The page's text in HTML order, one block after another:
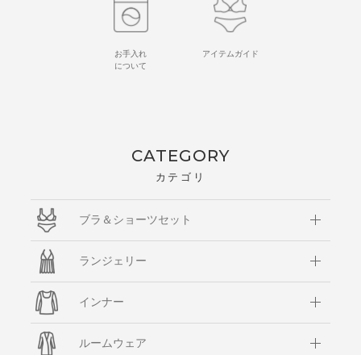
お手入れ
について
アイテムガイド
CATEGORY
カテゴリ
ブラ＆ショーツセット
ランジェリー
インナー
ルームウェア